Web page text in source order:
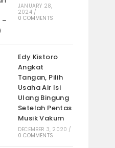
JANUARY 28,
2024 /
0 COMMENTS
Edy Kistoro
Angkat
Tangan, Pilih
Usaha Air Isi
Ulang Bingung
Setelah Pentas
Musik Vakum
DECEMBER 3, 2020 /
0 COMMENTS